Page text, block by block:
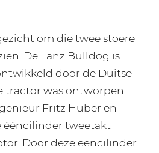
om die twee stoere
De Lanz Bulldog is
door de Duitse
tractor was ontworpen
Fritz Huber en
ééncilinder tweetakt
Door deze eencilinder